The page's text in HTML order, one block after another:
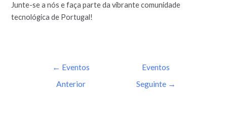
Junte-se a nós e faça parte da vibrante comunidade
tecnológica de Portugal!
← Eventos
Anterior
Eventos
Seguinte →